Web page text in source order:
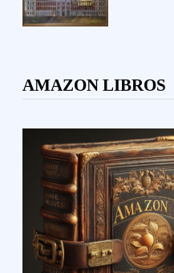
AMAZON LIBROS